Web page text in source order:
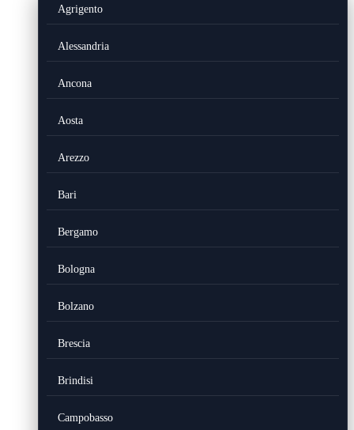
Agrigento
Alessandria
Ancona
Aosta
Arezzo
Bari
Bergamo
Bologna
Bolzano
Brescia
Brindisi
Campobasso